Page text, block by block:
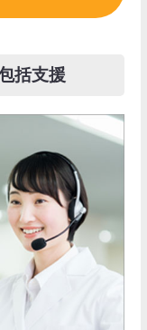
括支援